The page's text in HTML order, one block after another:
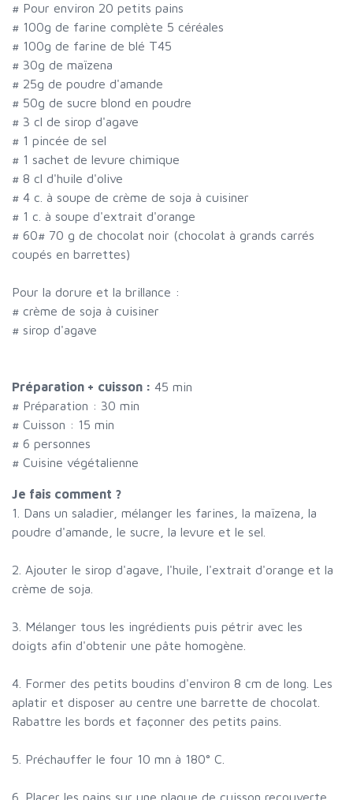
# Pour environ 20 petits pains
# 100g de farine complète 5 céréales
# 100g de farine de blé T45
# 30g de maïzena
# 25g de poudre d'amande
# 50g de sucre blond en poudre
# 3 cl de sirop d'agave
# 1 pincée de sel
# 1 sachet de levure chimique
# 8 cl d'huile d'olive
# 4 c. à soupe de crème de soja à cuisiner
# 1 c. à soupe d'extrait d'orange
# 60# 70 g de chocolat noir (chocolat à grands carrés
coupés en barrettes)
Pour la dorure et la brillance :
# crème de soja à cuisiner
# sirop d'agave
Préparation + cuisson : 45 min
# Préparation : 30 min
# Cuisson : 15 min
# 6 personnes
# Cuisine végétalienne
Je fais comment ?
1. Dans un saladier, mélanger les farines, la maïzena, la
poudre d'amande, le sucre, la levure et le sel.
2. Ajouter le sirop d'agave, l'huile, l'extrait d'orange et la
crème de soja.
3. Mélanger tous les ingrédients puis pétrir avec les
doigts afin d'obtenir une pâte homogène.
4. Former des petits boudins d'environ 8 cm de long. Les
aplatir et disposer au centre une barrette de chocolat.
Rabattre les bords et façonner des petits pains.
5. Préchauffer le four 10 mn à 180° C.
6. Placer les pains sur une plaque de cuisson recouverte